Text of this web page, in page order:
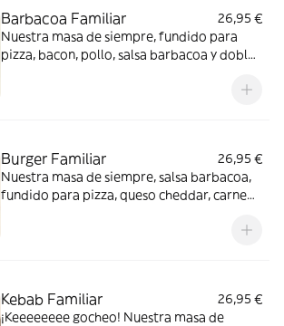
Barbacoa Familiar
26,95 €
Nuestra masa de siempre, fundido para
pizza, bacon, pollo, salsa barbacoa y doble
Burger Familiar
26,95 €
Nuestra masa de siempre, salsa barbacoa,
fundido para pizza, queso cheddar, carne
Kebab Familiar
26,95 €
¡Keeeeeeee gocheo! Nuestra masa de